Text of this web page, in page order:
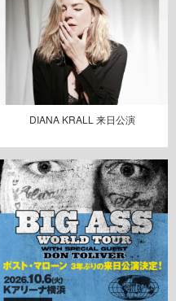
DIANA KRALL 来日公演